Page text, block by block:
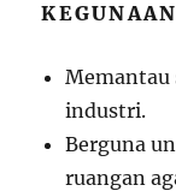
Memantau
industri.
Berguna
ruangan